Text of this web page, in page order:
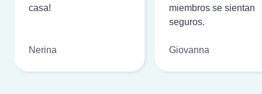
casa!
Nerina
miembros se sientan
seguros.
Giovanna